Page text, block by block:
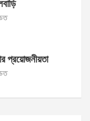
প্রয়োজনীয়তা